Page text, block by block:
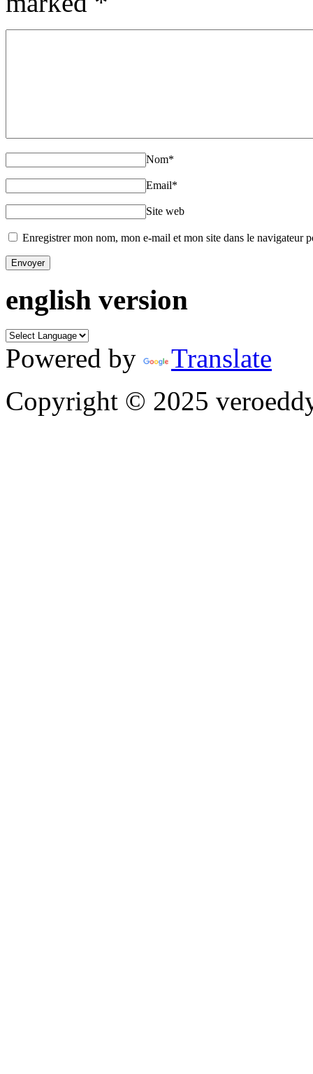
Nom*
Email*
Site web
Enregistrer mon nom, mon e-mail et mon site dans le navigateur
english version
Powered by
Translate
Copyright © 2025